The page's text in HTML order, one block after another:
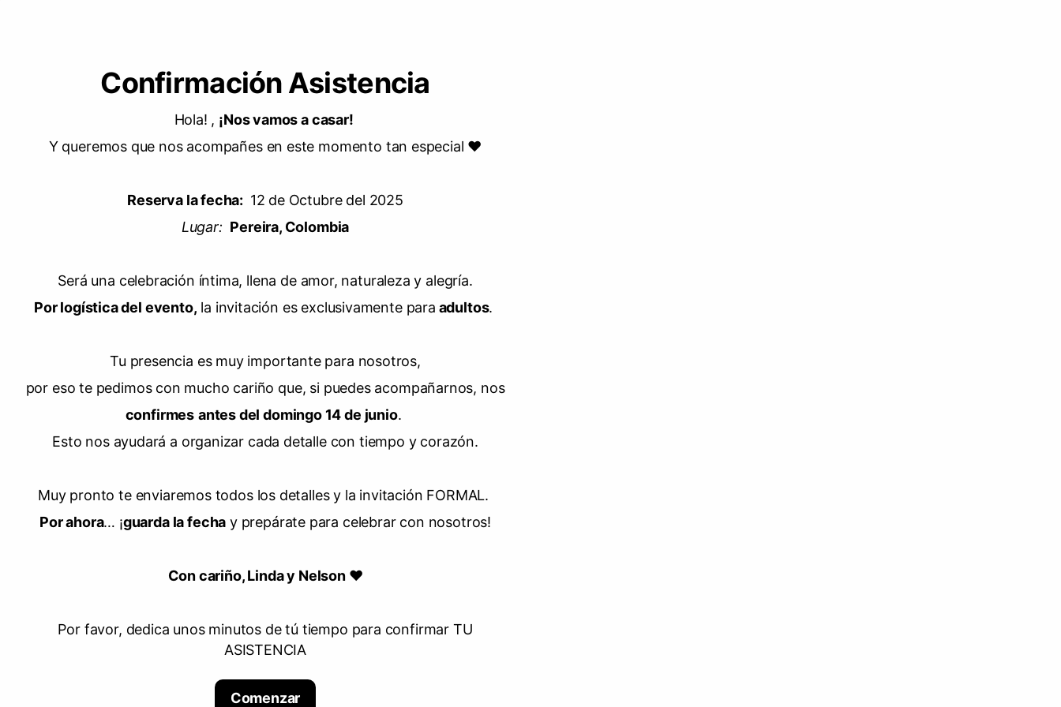
Confirmación Asistencia
Hola! , ¡Nos vamos a casar!
Y queremos que nos acompañes en este momento tan especial ♥
Reserva la fecha: 12 de Octubre del 2025
Lugar: Pereira, Colombia
Será una celebración íntima, llena de amor, naturaleza y alegría.
Por logística del evento, la invitación es exclusivamente para adultos.
Tu presencia es muy importante para nosotros,
por eso te pedimos con mucho cariño que, si puedes acompañarnos, nos
confirmes antes del domingo 14 de junio.
Esto nos ayudará a organizar cada detalle con tiempo y corazón.
Muy pronto te enviaremos todos los detalles y la invitación FORMAL.
Por ahora… ¡guarda la fecha y prepárate para celebrar con nosotros!
Con cariño, Linda y Nelson ♥
Por favor, dedica unos minutos de tú tiempo para confirmar TU
ASISTENCIA
Comenzar